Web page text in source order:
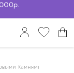
Камнями